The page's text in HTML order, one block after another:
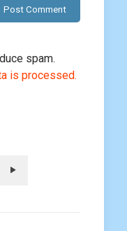
spam.
is processed.